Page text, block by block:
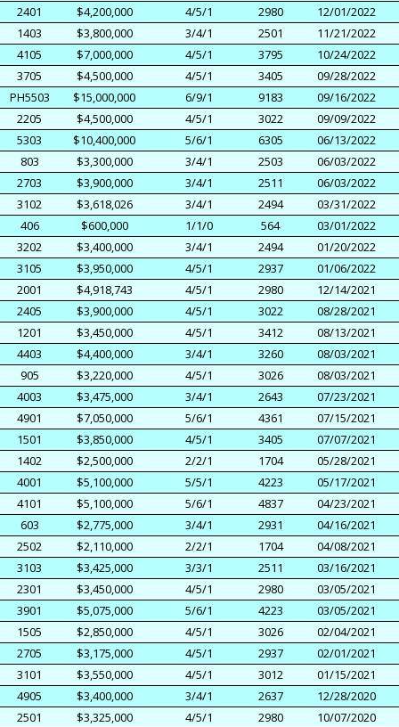
2401
$4,200,000 4/5/1 2980
12/01/2022
1403
$3,800,000 3/4/1 2501
11/21/2022
4105
$7,000,000 4/5/1 3795
10/24/2022
3705
$4,500,000 4/5/1 3405
09/28/2022
PH5503
$15,000,000 6/9/1 9183
09/16/2022
2205
$4,500,000 4/5/1 3022
09/09/2022
5303
$10,400,000 5/6/1 6305
06/13/2022
803
$3,300,000 3/4/1 2503
06/03/2022
2703
$3,900,000 3/4/1 2511
06/03/2022
3102
$3,618,026 3/4/1 2494
03/31/2022
406
$600,000 1/1/0 564
03/01/2022
3202
$3,400,000 3/4/1 2494
01/20/2022
3105
$3,950,000 4/5/1 2937
01/06/2022
2001
$4,918,743 4/5/1 2980
12/14/2021
2405
$3,900,000 4/5/1 3022
08/28/2021
1201
$3,450,000 4/5/1 3412
08/13/2021
4403
$4,400,000 3/4/1 3260
08/03/2021
905
$3,220,000 4/5/1 3026
08/03/2021
4003
$3,475,000 3/4/1 2643
07/23/2021
4901
$7,050,000 5/6/1 4361
07/15/2021
1501
$3,850,000 4/5/1 3405
07/07/2021
1402
$2,500,000 2/2/1 1704
05/28/2021
4001
$5,100,000 5/5/1 4223
05/17/2021
4101
$5,100,000 5/6/1 4837
04/23/2021
603
$2,775,000 3/4/1 2931
04/16/2021
2502
$2,110,000 2/2/1 1704
04/08/2021
3103
$3,425,000 3/3/1 2511
03/16/2021
2301
$3,450,000 4/5/1 2980
03/05/2021
3901
$5,075,000 5/6/1 4223
03/05/2021
1505
$2,850,000 4/5/1 3026
02/04/2021
2705
$3,175,000 4/5/1 2937
02/01/2021
3101
$3,550,000 4/5/1 3012
01/15/2021
4905
$3,400,000 3/4/1 2637
12/28/2020
2501
$3,325,000 4/5/1 2980
10/07/2020